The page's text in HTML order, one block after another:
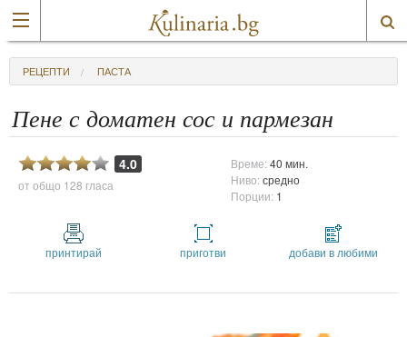
РЕЦЕПТИ ПАСТА
Пене с доматен сос и пармезан
4.0
от общо 128 гласа
Време:40 мин.
Ниво:средно
Порции: 1
принтирай приготви добави в любими